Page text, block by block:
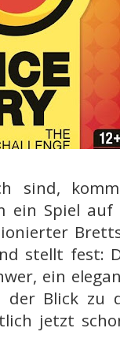
sind,
ein Spiel auf
stellt fest:
ein
Blick zu
jetzt